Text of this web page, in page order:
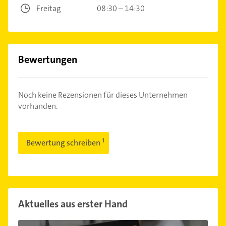
Freitag
08:30 – 14:30
Bewertungen
Noch keine Rezensionen für dieses Unternehmen
vorhanden.
Bewertung schreiben
Aktuelles aus erster Hand